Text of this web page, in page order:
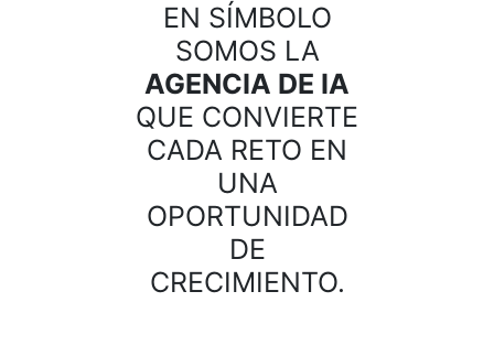
EN SÍMBOLO
SOMOS LA
AGENCIA DE IA
QUE CONVIERTE
CADA RETO EN
UNA
OPORTUNIDAD
DE
CRECIMIENTO.